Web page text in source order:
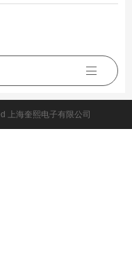
上海奎熙电子有限公司